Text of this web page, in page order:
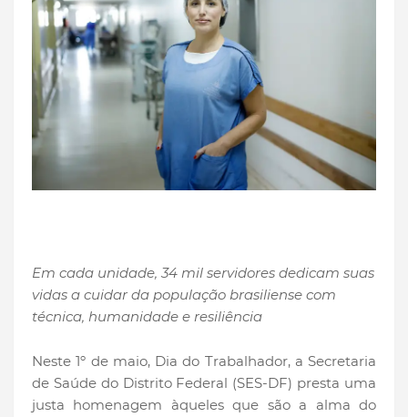
Em cada unidade, 34 mil servidores dedicam suas
vidas a cuidar da população brasiliense com
técnica, humanidade e resiliência
Neste 1º de maio, Dia do Trabalhador, a Secretaria
de Saúde do Distrito Federal (SES-DF) presta uma
justa homenagem àqueles que são a alma do